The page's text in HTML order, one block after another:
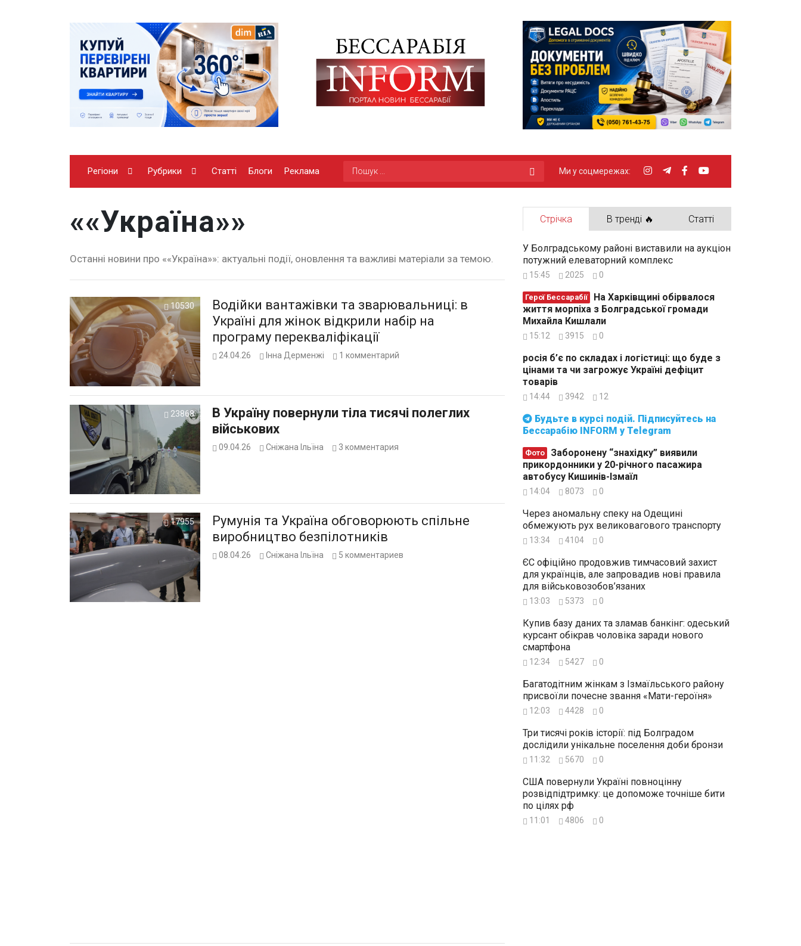
Регіони Рубрики Статті Блоги Реклама Ми у соцмережах:
««Україна»»
Останні новини про ««Україна»»: актуальні події, оновлення та важливі матеріали за темою.
10530
Водійки вантажівки та зварювальниці: в
Україні для жінок відкрили набір на
програму перекваліфікації
24.04.26 Інна Дерменжі 1 комментарий
23868
В Україну повернули тіла тисячі полеглих
військових
09.04.26 Сніжана Ільїна 3 комментария
17955
Румунія та Україна обговорюють спільне
виробництво безпілотників
08.04.26 Сніжана Ільїна 5 комментариев
Стрічка В тренді 🔥 Статті
Бессарабію INFORM у Telegram
У Болградському районі виставили на аукціон
потужний елеваторний комплекс
15:45 2025 0
Герої Бессарабії
життя морпіха з Болградської громади
Михайла Кишлали
15:12 3915 0
росія б’є по складах і логістиці: що буде з
цінами та чи загрожує Україні дефіцит
товарів
14:44 3942 12
Фото
прикордонники у 20-річного пасажира
автобусу Кишинів-Ізмаїл
14:04 8073 0
Через аномальну спеку на Одещині
обмежують рух великовагового транспорту
13:34 4104 0
ЄС офіційно продовжив тимчасовий захист
для українців, але запровадив нові правила
для військовозобов’язаних
13:03 5373 0
Купив базу даних та зламав банкінг: одеський
курсант обікрав чоловіка заради нового
смартфона
12:34 5427 0
Багатодітним жінкам з Ізмаїльського району
присвоїли почесне звання «Мати-героїня»
12:03 4428 0
Три тисячі років історії: під Болградом
дослідили унікальне поселення доби бронзи
11:32 5670 0
США повернули Україні повноцінну
розвідпідтримку: це допоможе точніше бити
по цілях рф
11:01 4806 0